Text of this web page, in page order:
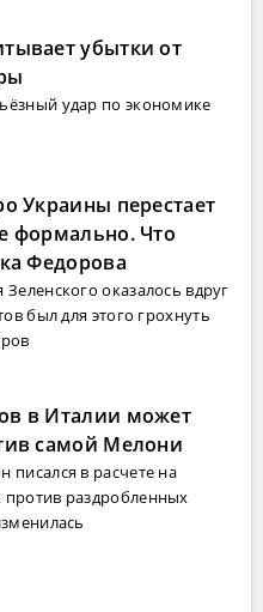
убытки от
удар по экономике
Украины перестает
формально. Что
Федорова
оказалось вдруг
был для этого грохнуть
в Италии может
самой Мелони
писался в расчете на
раздробленных